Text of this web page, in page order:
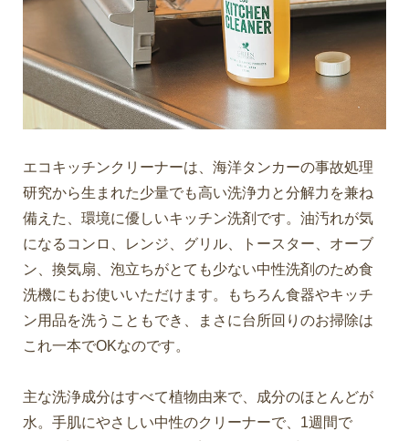
エコキッチンクリーナーは、海洋タンカーの事故処理
研究から生まれた少量でも高い洗浄力と分解力を兼ね
備えた、環境に優しいキッチン洗剤です。油汚れが気
になるコンロ、レンジ、グリル、トースター、オーブ
ン、換気扇、泡立ちがとても少ない中性洗剤のため食
洗機にもお使いいただけます。もちろん食器やキッチ
ン用品を洗うこともでき、まさに台所回りのお掃除は
これ一本でOKなのです。
主な洗浄成分はすべて植物由来で、成分のほとんどが
水。手肌にやさしい中性のクリーナーで、1週間で